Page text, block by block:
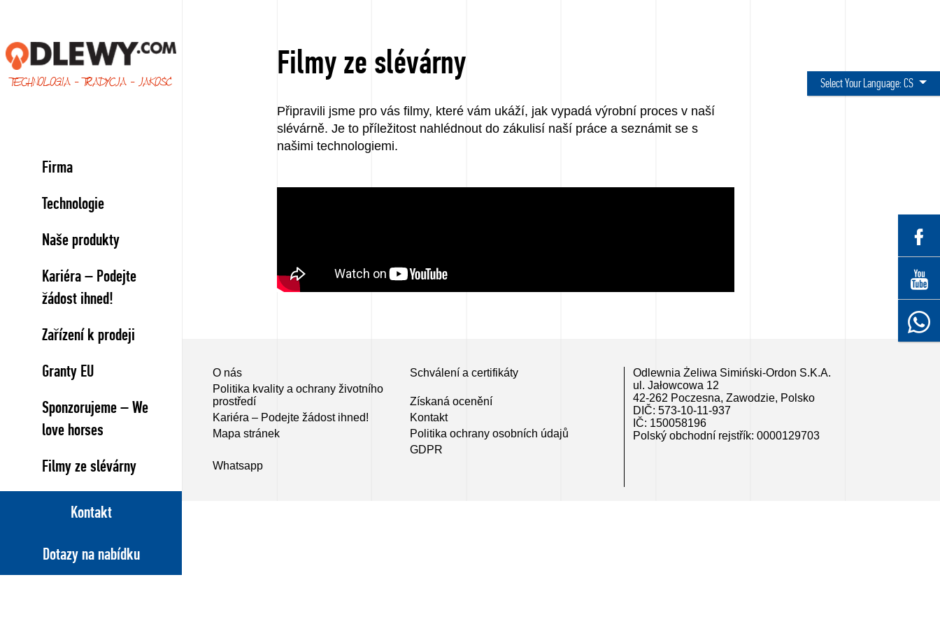
TECHNOLOGIA - TRADYCJA - JAKOŚĆ
Firma
Technologie
Naše produkty
Kariéra – Podejte
žádost ihned!
Zařízení k prodeji
Granty EU
Sponzorujeme – We
love horses
Filmy ze slévárny
Kontakt
Dotazy na nabídku
Select Your Language:CS
Filmy ze slévárny
Připravili jsme pro vás filmy, které vám ukáží, jak vypadá výrobní proces v naší
slévárně. Je to příležitost nahlédnout do zákulisí naší práce a seznámit se s
našimi technologiemi.
O nás
Schválení a certifikáty
Politika kvality a ochrany životního
prostředí
Získaná ocenění
Kariéra – Podejte žádost ihned!
Kontakt
Mapa stránek
Politika ochrany osobních údajů
GDPR
Whatsapp
Odlewnia Żeliwa Simiński-Ordon S.K.A.
ul. Jałowcowa 12
42-262 Poczesna, Zawodzie, Polsko
DIČ: 573-10-11-937
IČ: 150058196
Polský obchodní rejstřík: 0000129703